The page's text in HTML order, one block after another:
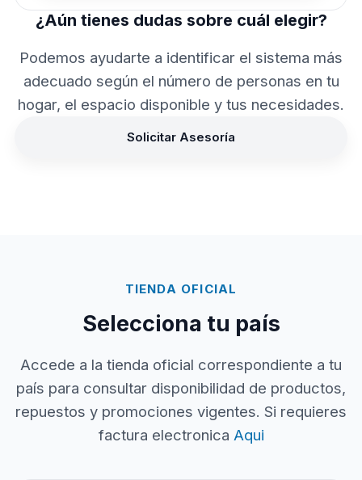
¿Aún tienes dudas sobre cuál elegir?
Podemos ayudarte a identificar el sistema más
adecuado según el número de personas en tu
hogar, el espacio disponible y tus necesidades.
Solicitar Asesoría
TIENDA OFICIAL
Selecciona tu país
Accede a la tienda oficial correspondiente a tu
país para consultar disponibilidad de productos,
repuestos y promociones vigentes. Si requieres
factura electronica Aqui